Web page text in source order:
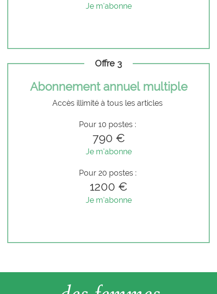
Je m'abonne
Offre 3
Abonnement annuel multiple
Accès illimité à tous les articles
Pour 10 postes :
790 €
Je m'abonne
Pour 20 postes :
1200 €
Je m'abonne